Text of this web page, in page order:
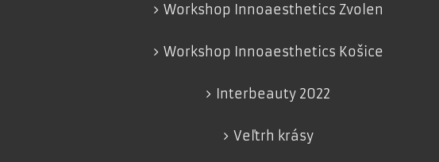
Workshop Innoaesthetics Zvolen
Workshop Innoaesthetics Košice
Interbeauty 2022
Veľtrh krásy